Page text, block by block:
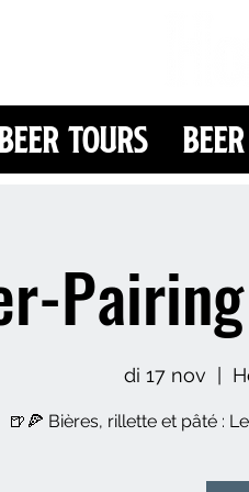
Tours
di 17 nov
🍺🍕 Bières, rillette et pâté :